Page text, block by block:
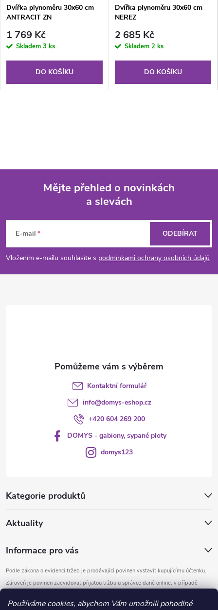
Používáme cookies, abychom Vám umožnili pohodlné
Dvířka plynoměru 30x60 cm
ANTRACIT ZN
1 769 Kč
Skladem 3 ks
DO KOŠÍKU
Dvířka plynoměru 30x60 cm
NEREZ
2 685 Kč
Skladem 2 ks
DO KOŠÍKU
p
a
Mějte přehled o novinkách
a slevách
E-mail
Vložením e-mailu souhlasíte s podmínkami ochrany osobních údajů
ODEBÍRAT
Kategorie produktů
Aktuality
Informace pro vás
Podle zákona o evidenci tržeb je prodávající povinen vystavit kupujícímu účtenku.
Zároveň je povinen zaevidovat přijatou tržbu u správce daně online; v případě
Kontaktní formulář
info@domys-eshop.cz
+420 604 269 200
DOMYS - gabiony, sypané ploty
domys123